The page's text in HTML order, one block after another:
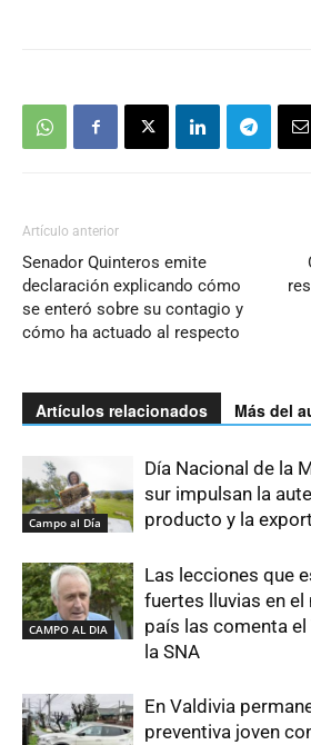
Artículo anterior
Senador Quinteros emite
declaración explicando cómo
se enteró sobre su contagio y
cómo ha actuado al respecto
Artículos relacionados Más del
Campo al Día
Día Nacional de la
sur impulsan la
producto y la
CAMPO AL DIA
Las lecciones que
fuertes lluvias en el
país las comenta
la SNA
En Valdivia
preventiva joven